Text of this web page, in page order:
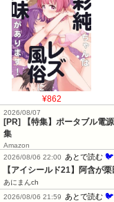
¥862
2026/08/07
[PR] 【特集】ポータブル電
集
Amazon
2026/08/06 22:00
あとで読む
【アイシールド21】阿含が
あにまんch
2026/08/06 21:59
あとで読む